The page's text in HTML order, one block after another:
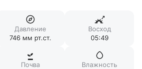
Давление
746 мм рт.ст.
Восход
05:49
Почва
Влажность